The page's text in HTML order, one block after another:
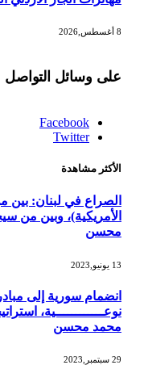
على وسائل التواصل
Facebook
Twitter
الأكثر مشاهدة
الصراع في لبنان: بين
الأمريكية)، وبين من
محسن
13 يونيو,2023
انضمام سورية إلى
نوعــــــــــــية،
محمد محسن
29 سبتمبر,2023